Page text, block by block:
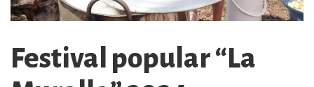
Festival popular “La